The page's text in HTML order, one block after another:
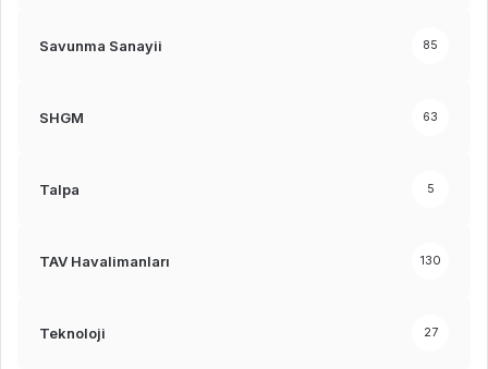
Savunma Sanayii 85
SHGM 63
Talpa 5
TAV Havalimanları 130
Teknoloji 27